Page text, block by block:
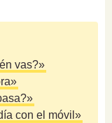
vas?»
con el móvil»